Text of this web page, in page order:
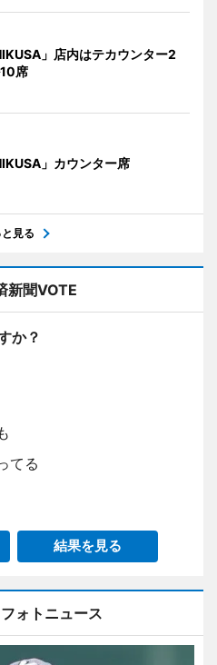
」店内はテカウンター2
席
」カウンター席
と見る
新聞VOTE
か？
てる
結果を見る
ォトニュース